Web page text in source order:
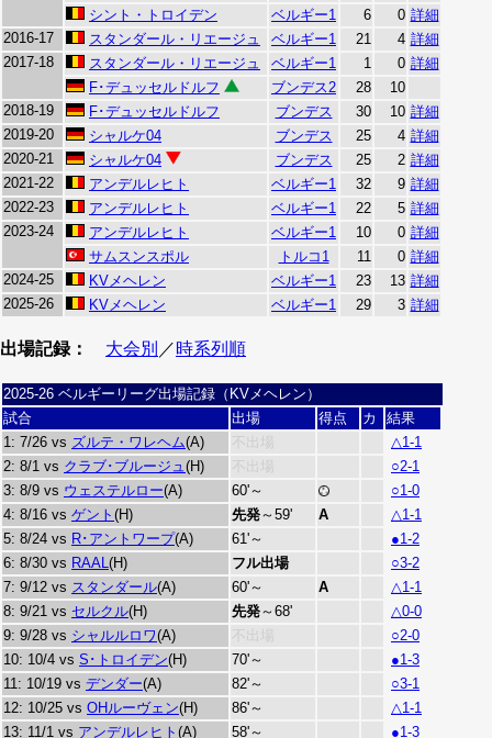
シント・トロイデン
ベルギー1 6 0 詳細
2016-17
スタンダール・リエージュ ベルギー1 21 4 詳細
2017-18
スタンダール・リエージュ ベルギー1 1 0 詳細
F･デュッセルドルフ
ブンデス2 28
10
2018-19
F･デュッセルドルフ ブンデス 30 10 詳細
2019-20
シャルケ04 ブンデス 25 4 詳細
2020-21
シャルケ04 ブンデス 25 2 詳細
2021-22
アンデルレヒト ベルギー1 32 9 詳細
2022-23
アンデルレヒト ベルギー1 22 5 詳細
2023-24
アンデルレヒト ベルギー1 10 0 詳細
サムスンスポル
トルコ1 11 0 詳細
2024-25
KVメヘレン ベルギー1 23 13 詳細
2025-26
KVメヘレン ベルギー1 29 3 詳細
出場記録： 大会別 ／時系列順
2025-26 ベルギーリーグ出場記録（KVメヘレン）
試合
出場 得点 カ
結果
1: 7/26 vs ズルテ・ワレヘム(A) 不出場
△1-1
2: 8/1 vs クラブ･ブルージュ(H) 不出場
○2-1
3: 8/9 vs ウェステルロー(A) 60'～
○1-0
4: 8/16 vs ゲント (H) 先発～59' A
△1-1
5: 8/24 vs R･アントワープ(A) 61'～
●1-2
6: 8/30 vs RAAL(H) フル出場
○3-2
7: 9/12 vs スタンダール(A) 60'～ A
△1-1
8: 9/21 vs セルクル(H) 先発～68'
△0-0
9: 9/28 vs シャルルロワ(A) 不出場
○2-0
10: 10/4 vs S･トロイデン(H) 70'～
●1-3
11: 10/19 vs デンダー(A) 82'～
○3-1
12: 10/25 vs OHルーヴェン(H) 86'～
△1-1
13: 11/1 vs アンデルレヒト (A) 58'～
●1-3